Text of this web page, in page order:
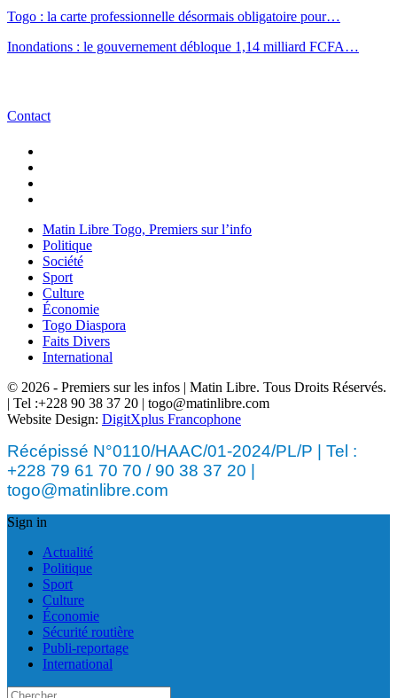
Togo : la carte professionnelle désormais obligatoire pour…
Inondations : le gouvernement débloque 1,14 milliard FCFA…
Contact
Matin Libre Togo, Premiers sur l’info
Politique
Société
Sport
Culture
Économie
Togo Diaspora
Faits Divers
International
© 2026 - Premiers sur les infos | Matin Libre. Tous Droits Réservés.
| Tel :+228 90 38 37 20 | togo@matinlibre.com
Website Design: DigitXplus Francophone
Récépissé N°0110/HAAC/01-2024/PL/P | Tel :
+228 79 61 70 70 / 90 38 37 20 |
togo@matinlibre.com
Sign in
Actualité
Politique
Sport
Culture
Économie
Sécurité routière
Publi-reportage
International